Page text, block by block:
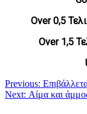
Over 0,5
Over 1,5
Πλοήγηση
άρθρων
Previous:
Next: Αίμα και